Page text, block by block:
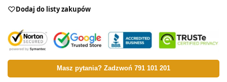
Dodaj do listy zakupów
Masz pytania? Zadzwoń 791 101 201